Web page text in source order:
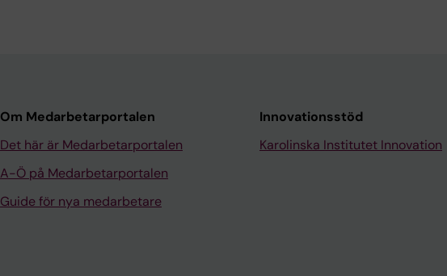
Om Medarbetarportalen
Det här är Medarbetarportalen
A-Ö på Medarbetarportalen
Guide för nya medarbetare
Innovationsstöd
Karolinska Institutet Innovation